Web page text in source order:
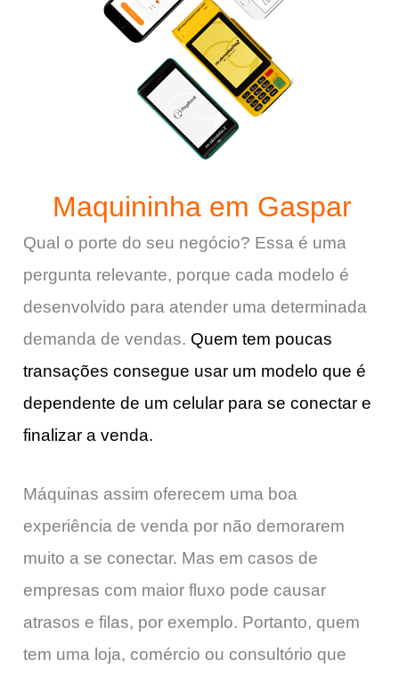
Maquininha em Gaspar
Qual o porte do seu negócio? Essa é uma
pergunta relevante, porque cada modelo é
desenvolvido para atender uma determinada
demanda de vendas. Quem tem poucas
transações consegue usar um modelo que é
dependente de um celular para se conectar e
finalizar a venda.
Máquinas assim oferecem uma boa
experiência de venda por não demorarem
muito a se conectar. Mas em casos de
empresas com maior fluxo pode causar
atrasos e filas, por exemplo. Portanto, quem
tem uma loja, comércio ou consultório que